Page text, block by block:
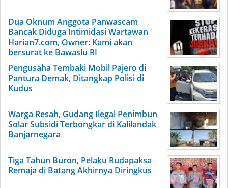
Dua Oknum Anggota Panwascam
Bancak Diduga Intimidasi Wartawan
Harian7.com, Owner: Kami akan
bersurat ke Bawaslu RI
Pengusaha Tembaki Mobil Pajero di
Pantura Demak, Ditangkap Polisi di
Kudus
Warga Resah, Gudang Ilegal Penimbun
Solar Subsidi Terbongkar di Kalilandak
Banjarnegara
Tiga Tahun Buron, Pelaku Rudapaksa
Remaja di Batang Akhirnya Diringkus